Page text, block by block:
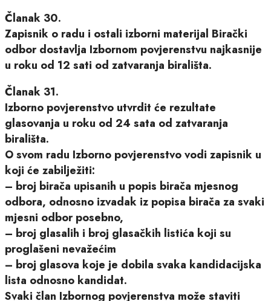
Članak 30.
Zapisnik o radu i ostali izborni materijal Birački
odbor dostavlja Izbornom povjerenstvu najkasnije
u roku od 12 sati od zatvaranja birališta.
Članak 31.
Izborno povjerenstvo utvrdit će rezultate
glasovanja u roku od 24 sata od zatvaranja
birališta.
O svom radu Izborno povjerenstvo vodi zapisnik u
koji će zabilježiti:
– broj birača upisanih u popis birača mjesnog
odbora, odnosno izvadak iz popisa birača za svaki
mjesni odbor posebno,
– broj glasalih i broj glasačkih listića koji su
proglašeni nevažećim
– broj glasova koje je dobila svaka kandidacijska
lista odnosno kandidat.
Svaki član Izbornog povjerenstva može staviti